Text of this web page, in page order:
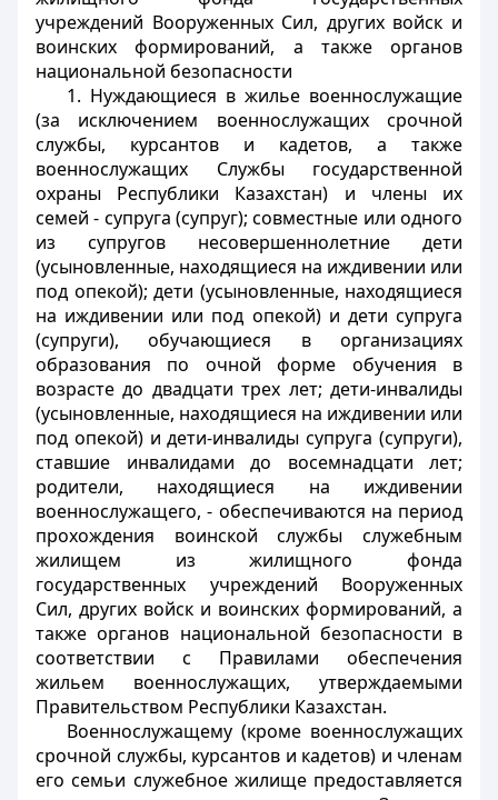
учреждений Вооруженных Сил, других войск и
воинских формирований, а также органов
национальной безопасности
1. Нуждающиеся в жилье военнослужащие
(за исключением военнослужащих срочной
службы, курсантов и кадетов, а также
военнослужащих Службы государственной
охраны Республики Казахстан) и члены их
семей - супруга (супруг); совместные или одного
из супругов несовершеннолетние дети
(усыновленные, находящиеся на иждивении или
под опекой); дети (усыновленные, находящиеся
на иждивении или под опекой) и дети супруга
(супруги), обучающиеся в организациях
образования по очной форме обучения в
возрасте до двадцати трех лет; дети-инвалиды
(усыновленные, находящиеся на иждивении или
под опекой) и дети-инвалиды супруга (супруги),
ставшие инвалидами до восемнадцати лет;
родители, находящиеся на иждивении
военнослужащего, - обеспечиваются на период
прохождения воинской службы служебным
жилищем из жилищного фонда
государственных учреждений Вооруженных
Сил, других войск и воинских формирований, а
также органов национальной безопасности в
соответствии с Правилами обеспечения
жильем военнослужащих, утверждаемыми
Правительством Республики Казахстан.
Военнослужащему (кроме военнослужащих
срочной службы, курсантов и кадетов) и членам
его семьи служебное жилище предоставляется